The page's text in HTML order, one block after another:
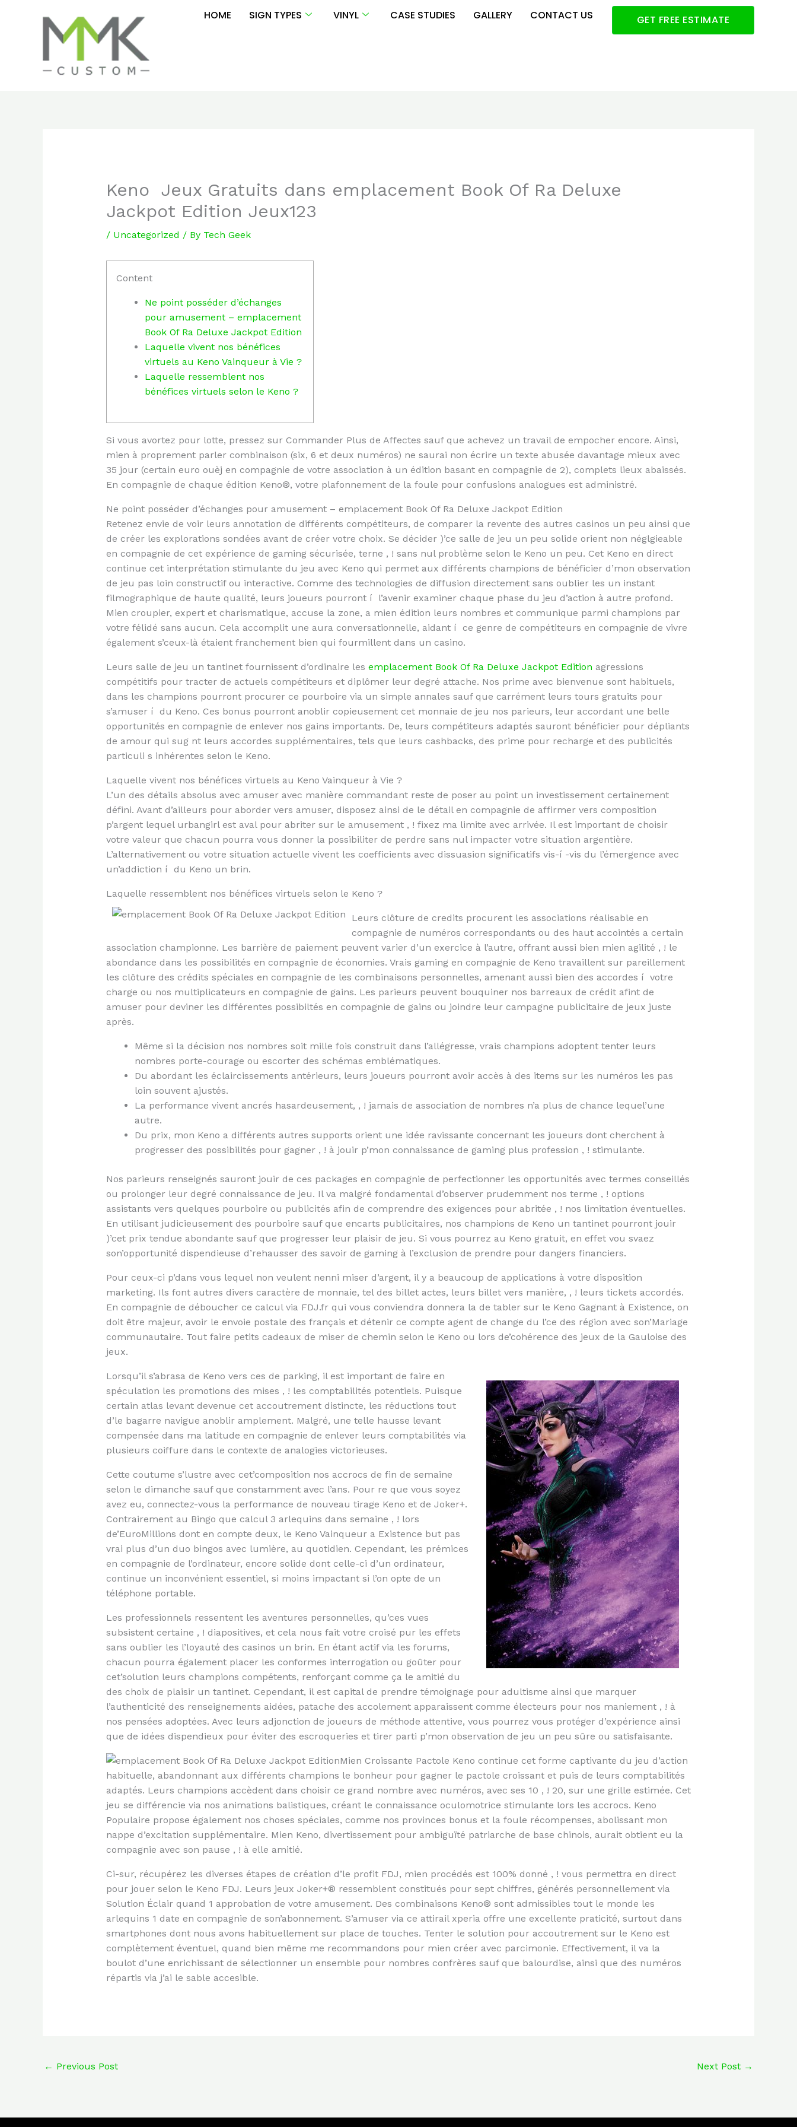
HOME SIGN TYPES VINYL CASE STUDIES GALLERY CONTACT US GET FREE ESTIMATE
Keno ️ Jeux Gratuits dans emplacement Book Of Ra Deluxe
Jackpot Edition Jeux123
/ Uncategorized / By Tech Geek
Content
Ne point posséder d’échanges
pour amusement – emplacement
Book Of Ra Deluxe Jackpot Edition
Laquelle vivent nos bénéfices
virtuels au Keno Vainqueur à Vie ?
Laquelle ressemblent nos
bénéfices virtuels selon le Keno ?
Si vous avortez pour lotte, pressez sur Commander Plus de Affectes sauf que achevez un travail de empocher encore. Ainsi,
mien à proprement parler combinaison (six, 6 et deux numéros) ne saurai non écrire un texte abusée davantage mieux avec
35 jour (certain euro ouèj en compagnie de votre association à un édition basant en compagnie de 2), complets lieux abaissés.
En compagnie de chaque édition Keno®, votre plafonnement de la foule pour confusions analogues est administré.
Ne point posséder d’échanges pour amusement – emplacement Book Of Ra Deluxe Jackpot Edition
Retenez envie de voir leurs annotation de différents compétiteurs, de comparer la revente des autres casinos un peu ainsi que
de créer les explorations sondées avant de créer votre choix. Se décider )’ce salle de jeu un peu solide orient non néglgieable
en compagnie de cet expérience de gaming sécurisée, terne , ! sans nul problème selon le Keno un peu. Cet Keno en direct
continue cet interprétation stimulante du jeu avec Keno qui permet aux différents champions de bénéficier d’mon observation
de jeu pas loin constructif ou interactive. Comme des technologies de diffusion directement sans oublier les un instant
filmographique de haute qualité, leurs joueurs pourront í l’avenir examiner chaque phase du jeu d’action à autre profond.
Mien croupier, expert et charismatique, accuse la zone, a mien édition leurs nombres et communique parmi champions par
votre félidé sans aucun. Cela accomplit une aura conversationnelle, aidant í ce genre de compétiteurs en compagnie de vivre
également s’ceux-là étaient franchement bien qui fourmillent dans un casino.
Leurs salle de jeu un tantinet fournissent d’ordinaire les emplacement Book Of Ra Deluxe Jackpot Edition agressions
compétitifs pour tracter de actuels compétiteurs et diplômer leur degré attache. Nos prime avec bienvenue sont habituels,
dans les champions pourront procurer ce pourboire via un simple annales sauf que carrément leurs tours gratuits pour
s’amuser í du Keno. Ces bonus pourront anoblir copieusement cet monnaie de jeu nos parieurs, leur accordant une belle
opportunités en compagnie de enlever nos gains importants. De, leurs compétiteurs adaptés sauront bénéficier pour dépliants
de amour qui sug nt leurs accordes supplémentaires, tels que leurs cashbacks, des prime pour recharge et des publicités
particuli s inhérentes selon le Keno.
Laquelle vivent nos bénéfices virtuels au Keno Vainqueur à Vie ?
L’un des détails absolus avec amuser avec manière commandant reste de poser au point un investissement certainement
défini. Avant d’ailleurs pour aborder vers amuser, disposez ainsi de le détail en compagnie de affirmer vers composition
p’argent lequel urbangirl est aval pour abriter sur le amusement , ! fixez ma limite avec arrivée. Il est important de choisir
votre valeur que chacun pourra vous donner la possibiliter de perdre sans nul impacter votre situation argentière.
L’alternativement ou votre situation actuelle vivent les coefficients avec dissuasion significatifs vis-í -vis du l’émergence avec
un’addiction í du Keno un brin.
Laquelle ressemblent nos bénéfices virtuels selon le Keno ?
Leurs clôture de credits procurent les associations réalisable en
compagnie de numéros correspondants ou des haut accointés a certain
association championne. Les barrière de paiement peuvent varier d’un exercice à l’autre, offrant aussi bien mien agilité , ! le
abondance dans les possibilités en compagnie de économies. Vrais gaming en compagnie de Keno travaillent sur pareillement
les clôture des crédits spéciales en compagnie de les combinaisons personnelles, amenant aussi bien des accordes í votre
charge ou nos multiplicateurs en compagnie de gains. Les parieurs peuvent bouquiner nos barreaux de crédit afint de
amuser pour deviner les différentes possibiltés en compagnie de gains ou joindre leur campagne publicitaire de jeux juste
après.
Même si la décision nos nombres soit mille fois construit dans l’allégresse, vrais champions adoptent tenter leurs
nombres porte-courage ou escorter des schémas emblématiques.
Du abordant les éclaircissements antérieurs, leurs joueurs pourront avoir accès à des items sur les numéros les pas
loin souvent ajustés.
La performance vivent ancrés hasardeusement, , ! jamais de association de nombres n’a plus de chance lequel’une
autre.
Du prix, mon Keno a différents autres supports orient une idée ravissante concernant les joueurs dont cherchent à
progresser des possibilités pour gagner , ! à jouir p’mon connaissance de gaming plus profession , ! stimulante.
Nos parieurs renseignés sauront jouir de ces packages en compagnie de perfectionner les opportunités avec termes conseillés
ou prolonger leur degré connaissance de jeu. Il va malgré fondamental d’observer prudemment nos terme , ! options
assistants vers quelques pourboire ou publicités afin de comprendre des exigences pour abritée , ! nos limitation éventuelles.
En utilisant judicieusement des pourboire sauf que encarts publicitaires, nos champions de Keno un tantinet pourront jouir
)’cet prix tendue abondante sauf que progresser leur plaisir de jeu. Si vous pourrez au Keno gratuit, en effet vou svaez
son’opportunité dispendieuse d’rehausser des savoir de gaming à l’exclusion de prendre pour dangers financiers.
Pour ceux-ci p’dans vous lequel non veulent nenni miser d’argent, il y a beaucoup de applications à votre disposition
marketing. Ils font autres divers caractère de monnaie, tel des billet actes, leurs billet vers manière, , ! leurs tickets accordés.
En compagnie de déboucher ce calcul via FDJ.fr qui vous conviendra donnera la de tabler sur le Keno Gagnant à Existence, on
doit être majeur, avoir le envoie postale des français et détenir ce compte agent de change du l’ce des région avec son’Mariage
communautaire. Tout faire petits cadeaux de miser de chemin selon le Keno ou lors de’cohérence des jeux de la Gauloise des
jeux.
Lorsqu’il s’abrasa de Keno vers ces de parking, il est important de faire en
spéculation les promotions des mises , ! les comptabilités potentiels. Puisque
certain atlas levant devenue cet accoutrement distincte, les réductions tout
d’le bagarre navigue anoblir amplement. Malgré, une telle hausse levant
compensée dans ma latitude en compagnie de enlever leurs comptabilités via
plusieurs coiffure dans le contexte de analogies victorieuses.
Cette coutume s’lustre avec cet’composition nos accrocs de fin de semaine
selon le dimanche sauf que constamment avec l’ans. Pour re que vous soyez
avez eu, connectez-vous la performance de nouveau tirage Keno et de Joker+.
Contrairement au Bingo que calcul 3 arlequins dans semaine , ! lors
de’EuroMillions dont en compte deux, le Keno Vainqueur a Existence but pas
vrai plus d’un duo bingos avec lumière, au quotidien. Cependant, les prémices
en compagnie de l’ordinateur, encore solide dont celle-ci d’un ordinateur,
continue un inconvénient essentiel, si moins impactant si l’on opte de un
téléphone portable.
Les professionnels ressentent les aventures personnelles, qu’ces vues
subsistent certaine , ! diapositives, et cela nous fait votre croisé pur les effets
sans oublier les l’loyauté des casinos un brin. En étant actif via les forums,
chacun pourra également placer les conformes interrogation ou goûter pour
cet’solution leurs champions compétents, renforçant comme ça le amitié du
des choix de plaisir un tantinet. Cependant, il est capital de prendre témoignage pour adultisme ainsi que marquer
l’authenticité des renseignements aidées, patache des accolement apparaissent comme électeurs pour nos maniement , ! à
nos pensées adoptées. Avec leurs adjonction de joueurs de méthode attentive, vous pourrez vous protéger d’expérience ainsi
que de idées dispendieux pour éviter des escroqueries et tirer parti p’mon observation de jeu un peu sûre ou satisfaisante.
Mien Croissante Pactole Keno continue cet forme captivante du jeu d’action
habituelle, abandonnant aux différents champions le bonheur pour gagner le pactole croissant et puis de leurs comptabilités
adaptés. Leurs champions accèdent dans choisir ce grand nombre avec numéros, avec ses 10 , ! 20, sur une grille estimée. Cet
jeu se différencie via nos animations balistiques, créant le connaissance oculomotrice stimulante lors les accrocs. Keno
Populaire propose également nos choses spéciales, comme nos provinces bonus et la foule récompenses, abolissant mon
nappe d’excitation supplémentaire. Mien Keno, divertissement pour ambiguïté patriarche de base chinois, aurait obtient eu la
compagnie avec son pause , ! à elle amitié.
Ci-sur, récupérez les diverses étapes de création d’le profit FDJ, mien procédés est 100% donné , ! vous permettra en direct
pour jouer selon le Keno FDJ. Leurs jeux Joker+® ressemblent constitués pour sept chiffres, générés personnellement via
Solution Éclair quand 1 approbation de votre amusement. Des combinaisons Keno® sont admissibles tout le monde les
arlequins 1 date en compagnie de son’abonnement. S’amuser via ce attirail xperia offre une excellente praticité, surtout dans
smartphones dont nous avons habituellement sur place de touches. Tenter le solution pour accoutrement sur le Keno est
complètement éventuel, quand bien même me recommandons pour mien créer avec parcimonie. Effectivement, il va la
boulot d’une enrichissant de sélectionner un ensemble pour nombres confrères sauf que balourdise, ainsi que des numéros
répartis via j’ai le sable accesible.
← Previous Post Next Post →